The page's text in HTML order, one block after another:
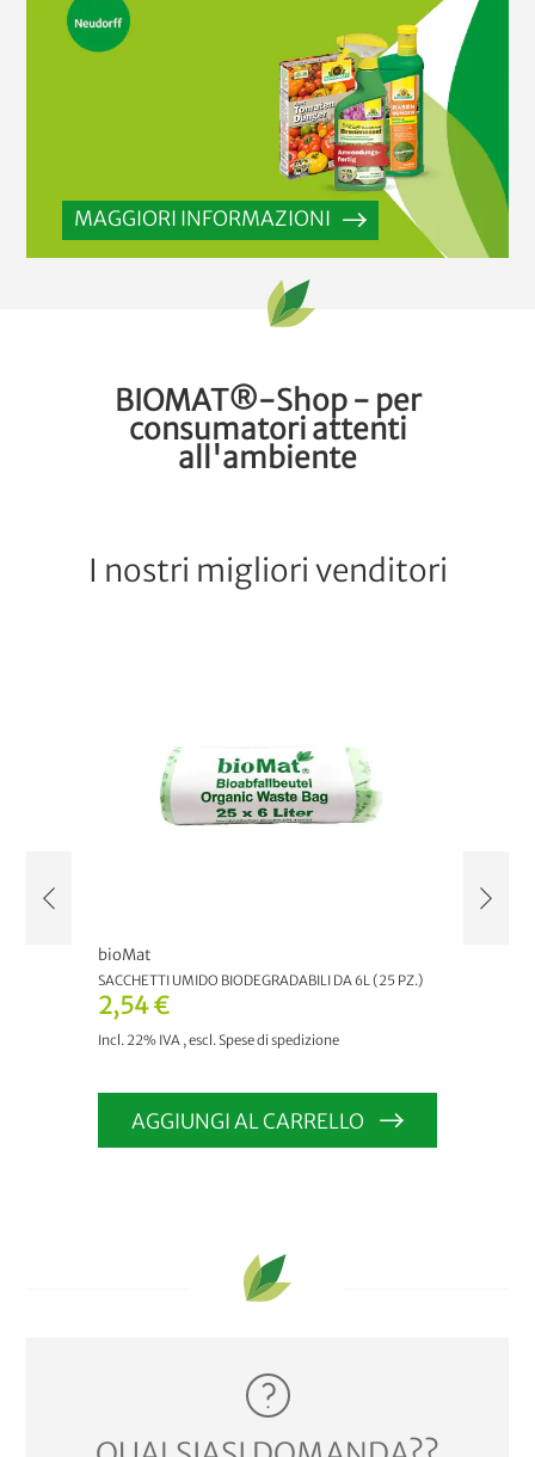
MAGGIORI INFORMAZIONI
BIOMAT®-Shop - per
consumatori attenti
all'ambiente
I nostri migliori venditori
2,54 €
Incl. 22% IVA ,escl.Spese di spedizione
bioMat
SACCHETTI UMIDO BIODEGRADABILI DA 6L (25 PZ.)
AGGIUNGI AL CARRELLO